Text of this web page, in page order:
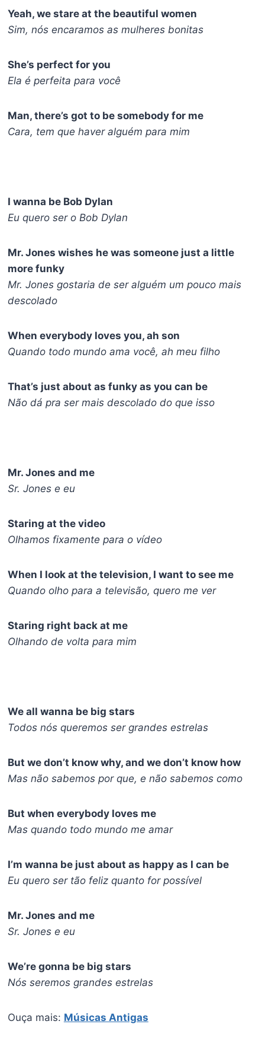
Yeah, we stare at the beautiful women
Sim, nós encaramos as mulheres bonitas
She’s perfect for you
Ela é perfeita para você
Man, there’s got to be somebody for me
Cara, tem que haver alguém para mim
I wanna be Bob Dylan
Eu quero ser o Bob Dylan
Mr. Jones wishes he was someone just a little
more funky
Mr. Jones gostaria de ser alguém um pouco mais
descolado
When everybody loves you, ah son
Quando todo mundo ama você, ah meu filho
That’s just about as funky as you can be
Não dá pra ser mais descolado do que isso
Mr. Jones and me
Sr. Jones e eu
Staring at the video
Olhamos fixamente para o vídeo
When I look at the television, I want to see me
Quando olho para a televisão, quero me ver
Staring right back at me
Olhando de volta para mim
We all wanna be big stars
Todos nós queremos ser grandes estrelas
But we don’t know why, and we don’t know how
Mas não sabemos por que, e não sabemos como
But when everybody loves me
Mas quando todo mundo me amar
I’m wanna be just about as happy as I can be
Eu quero ser tão feliz quanto for possível
Mr. Jones and me
Sr. Jones e eu
We’re gonna be big stars
Nós seremos grandes estrelas
Ouça mais: Músicas Antigas